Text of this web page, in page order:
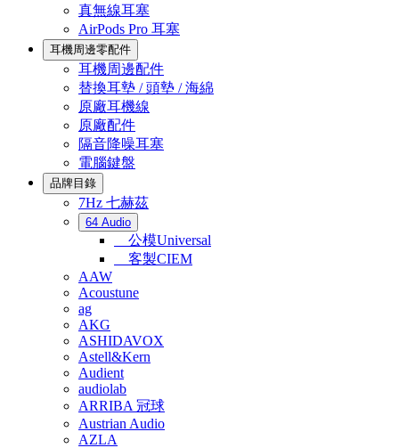
真無線耳塞
AirPods Pro 耳塞
耳機周邊零配件
耳機周邊配件
替換耳墊 / 頭墊 / 海綿
原廠耳機線
原廠配件
隔音降噪耳塞
電腦鍵盤
品牌目錄
7Hz 七赫茲
64 Audio
公模Universal
客製CIEM
AAW
Acoustune
ag
AKG
ASHIDAVOX
Astell&Kern
Audient
audiolab
ARRIBA 冠球
Austrian Audio
AZLA